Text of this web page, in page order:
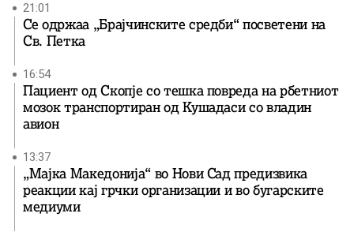
21:01
Се одржаа „Брајчинските средби“ посветени на
Св. Петка
16:54
Пациент од Скопје со тешка повреда на рбетниот
мозок транспортиран од Кушадаси со владин
авион
13:37
„Мајка Македонија“ во Нови Сад предизвика
реакции кај грчки организации и во бугарските
медиуми